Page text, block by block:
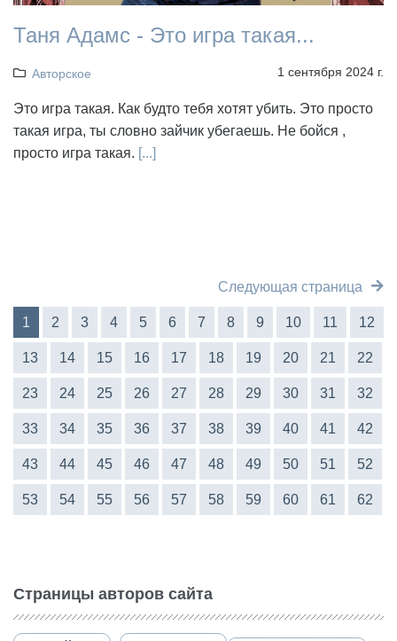
Таня Адамс - Это игра такая...
Авторское 1 сентября 2024 г.
Это игра такая. Как будто тебя хотят убить. Это просто
такая игра, ты словно зайчик убегаешь. Не бойся ,
просто игра такая. [...]
Следующая страница
1 2 3 4 5 6 7 8 9 10 11 12
13 14 15 16 17 18 19 20 21 22
23 24 25 26 27 28 29 30 31 32
33 34 35 36 37 38 39 40 41 42
43 44 45 46 47 48 49 50 51 52
53 54 55 56 57 58 59 60 61 62
Страницы авторов сайта